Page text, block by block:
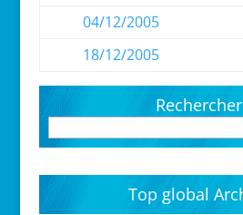
04/12/2005
18/12/2005
Top global